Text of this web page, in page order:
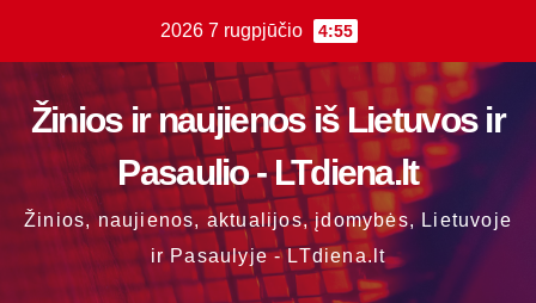
content
2026 7 rugpjūčio 4:55
Žinios ir naujienos iš Lietuvos ir
Pasaulio - LTdiena.lt
Žinios, naujienos, aktualijos, įdomybės, Lietuvoje
ir Pasaulyje - LTdiena.lt